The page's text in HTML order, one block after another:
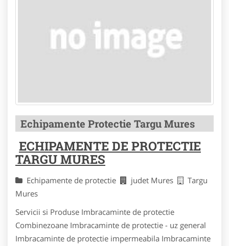
Echipamente Protectie Targu Mures
ECHIPAMENTE DE PROTECTIE
TARGU MURES
Echipamente de protectie judet Mures
Targu
Mures
Servicii si Produse Imbracaminte de protectie
Combinezoane Imbracaminte de protectie - uz general
Imbracaminte de protectie impermeabila Imbracaminte